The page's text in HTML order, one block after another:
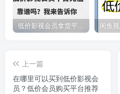
低价影视会员拿货平台，数字权益卡券优质服务商
上一篇
在哪里可以买到低价影视会
员？低价会员购买平台推荐